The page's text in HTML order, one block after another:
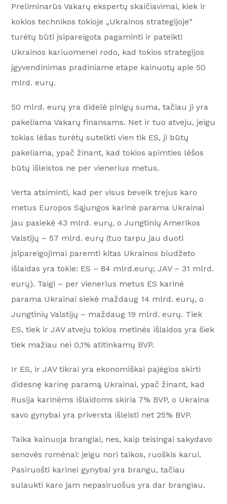
Preliminarūs Vakarų ekspertų skaičiavimai, kiek ir
kokios technikos tokioje „Ukrainos strategijoje“
turėtų būti įsipareigota pagaminti ir pateikti
Ukrainos kariuomenei rodo, kad tokios strategijos
įgyvendinimas pradiniame etape kainuotų apie 50
mlrd. eurų.
50 mlrd. eurų yra didelė pinigų suma, tačiau ji yra
pakeliama Vakarų finansams. Net ir tuo atveju, jeigu
tokias lėšas turėtų sutelkti vien tik ES, ji būtų
pakeliama, ypač žinant, kad tokios apimties lėšos
būtų išleistos ne per vienerius metus.
Verta atsiminti, kad per visus beveik trejus karo
metus Europos Sąjungos karinė parama Ukrainai
jau pasiekė 43 mlrd. eurų, o Jungtinių Amerikos
Valstijų – 57 mlrd. eurų (tuo tarpu jau duoti
įsipareigojimai paremti kitas Ukrainos biudžeto
išlaidas yra tokie: ES – 84 mlrd.eurų; JAV – 31 mlrd.
eurų). Taigi – per vienerius metus ES karinė
parama Ukrainai siekė maždaug 14 mlrd. eurų, o
Jungtinių Valstijų – maždaug 19 mlrd. eurų. Tiek
ES, tiek ir JAV atveju tokios metinės išlaidos yra šiek
tiek mažiau nei 0,1% atitinkamų BVP.
Ir ES, ir JAV tikrai yra ekonomiškai pajėgios skirti
didesnę karinę paramą Ukrainai, ypač žinant, kad
Rusija karinėms išlaidoms skiria 7% BVP, o Ukraina
savo gynybai yra priversta išleisti net 25% BVP.
Taika kainuoja brangiai, nes, kaip teisingai sakydavo
senovės romėnai: jeigu nori taikos, ruoškis karui.
Pasiruošti karinei gynybai yra brangu, tačiau
sulaukti karo jam nepasiruošus yra dar brangiau.